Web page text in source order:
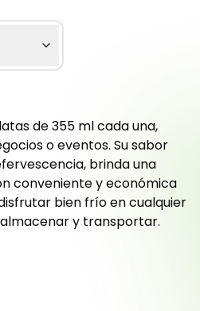
de 355 ml cada una,
o eventos. Su sabor
brinda una
conveniente y económica
bien frío en cualquier
y transportar.